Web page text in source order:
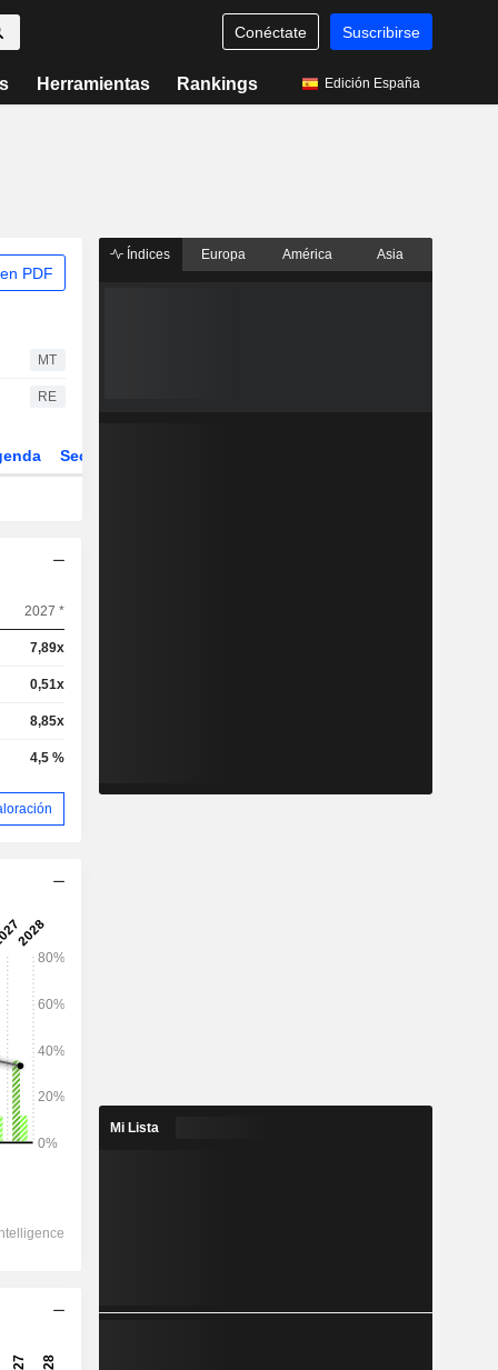
Conéctate Suscribirse
Herramientas Rankings Edición España
PDF
MT
RE
Sector
2028
542,9
6,25 %
2027 *
7,89x
0,51x
8,85x
4,5 %
Índices Europa América Asia
Mi Lista